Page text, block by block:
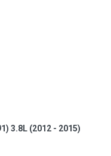
3.8L (2012 - 2015)